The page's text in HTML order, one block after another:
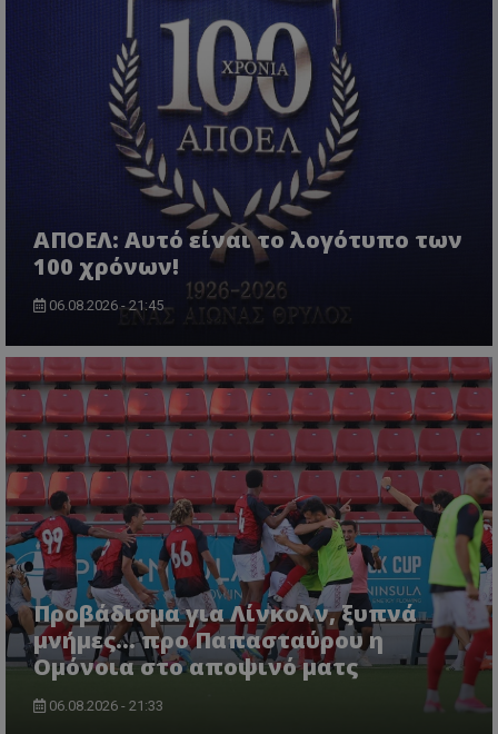
ΑΠΟΕΛ: Αυτό είναι το λογότυπο των
100 χρόνων!
06.08.2026 - 21:45
Προβάδισμα για Λίνκολν, ξυπνά
μνήμες... προ Παπασταύρου η
Ομόνοια στο αποψινό ματς
06.08.2026 - 21:33